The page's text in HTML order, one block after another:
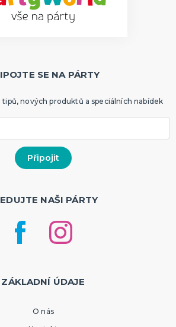
SE NA PÁRTY
tipů, nových produktů a speciálních nabídek
NAŠI PÁRTY
ZÁKLADNÍ ÚDAJE
O nás